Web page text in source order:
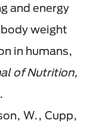
and energy
weight
in humans,
of Nutrition,
W., Cupp,